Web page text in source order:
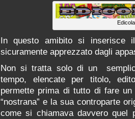
In questo amibito si inserisce
sicuramente apprezzato dagli
Non si tratta solo di un
tempo, elencate per titolo,
permette prima di tutto di fare
“nostrana” e la sua controparte
come si chiamava davvero quel